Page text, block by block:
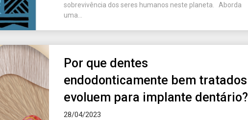
sobrevivência dos seres humanos neste planeta. Aborda
uma...
Por que dentes
endodonticamente bem tratados
evoluem para implante dentário?
28/04/2023